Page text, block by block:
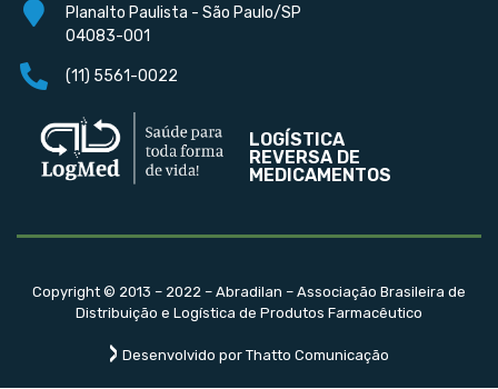
Planalto Paulista - São Paulo/SP
04083-001
(11) 5561-0022
LOGÍSTICA
REVERSA DE
MEDICAMENTOS
Copyright © 2013 – 2022 – Abradilan – Associação Brasileira de
Distribuição e Logística de Produtos Farmacêutico
Desenvolvido por Thatto Comunicação